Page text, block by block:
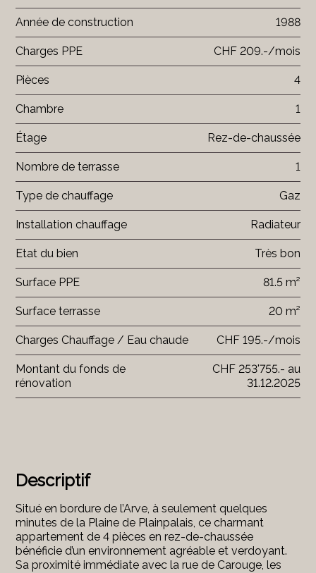
Descriptif
Situé en bordure de l’Arve, à seulement quelques
minutes de la Plaine de Plainpalais, ce charmant
appartement de 4 pièces en rez-de-chaussée
bénéficie d’un environnement agréable et verdoyant.
Sa proximité immédiate avec la rue de Carouge, les
Année de construction 1988
Charges PPE CHF 209.-/mois
Pièces 4
Chambre 1
Étage Rez-de-chaussée
Nombre de terrasse 1
Type de chauffage Gaz
Installation chauffage Radiateur
Etat du bien Très bon
Surface PPE 81.5 m²
Surface terrasse 20 m²
Charges Chauffage / Eau chaude CHF 195.-/mois
Montant du fonds de
rénovation
CHF 253'755.- au
31.12.2025